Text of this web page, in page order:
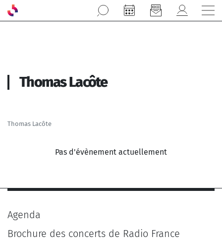
Aller au contenu principal
Thomas Lacôte
Thomas Lacôte
Pas d'évènement actuellement
Agenda
Brochure des concerts de Radio France